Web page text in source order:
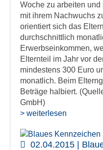
Woche zu arbeiten
mit ihrem Nachwuchs
orientiert sich das
durchschnittlich
Erwerbseinkommen,
Elternteil im Jahr vor
mindestens 300 Euro
monatlich. Beim
Beträge halbiert.
GmbH)
> weiterlesen
02.04.2015 |